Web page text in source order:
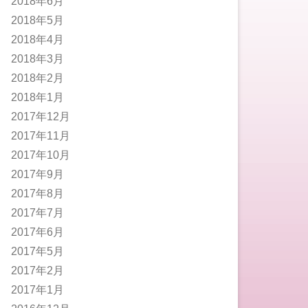
2018年5月
2018年4月
2018年3月
2018年2月
2018年1月
2017年12月
2017年11月
2017年10月
2017年9月
2017年8月
2017年7月
2017年6月
2017年5月
2017年2月
2017年1月